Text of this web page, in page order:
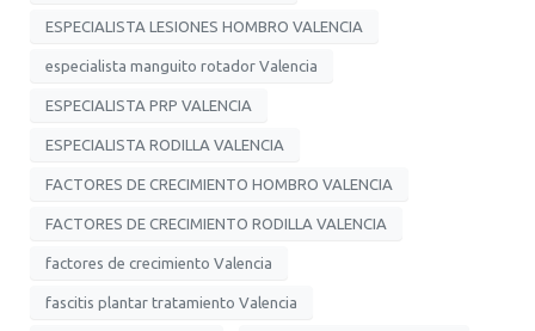
ESPECIALISTA LESIONES HOMBRO VALENCIA
especialista manguito rotador Valencia
ESPECIALISTA PRP VALENCIA
ESPECIALISTA RODILLA VALENCIA
FACTORES DE CRECIMIENTO HOMBRO VALENCIA
FACTORES DE CRECIMIENTO RODILLA VALENCIA
factores de crecimiento Valencia
fascitis plantar tratamiento Valencia